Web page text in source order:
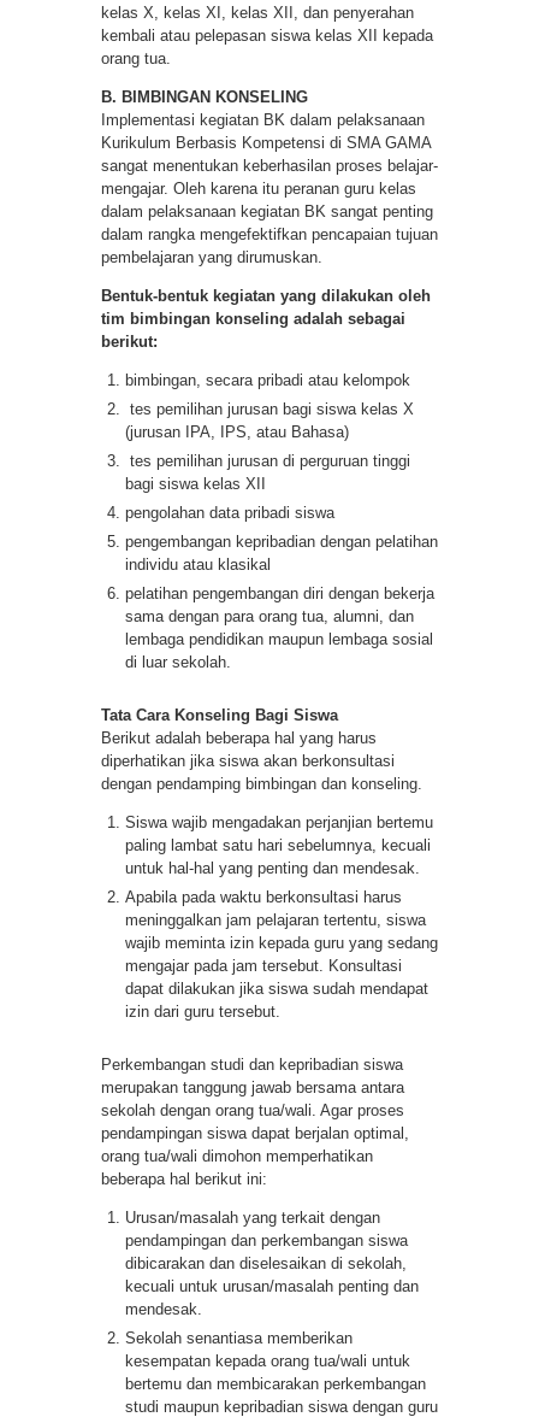
kelas X, kelas XI, kelas XII, dan penyerahan
kembali atau pelepasan siswa kelas XII kepada
orang tua.
B. BIMBINGAN KONSELING
Implementasi kegiatan BK dalam pelaksanaan
Kurikulum Berbasis Kompetensi di SMA GAMA
sangat menentukan keberhasilan proses belajar-
mengajar. Oleh karena itu peranan guru kelas
dalam pelaksanaan kegiatan BK sangat penting
dalam rangka mengefektifkan pencapaian tujuan
pembelajaran yang dirumuskan.
Bentuk-bentuk kegiatan yang dilakukan oleh
tim bimbingan konseling adalah sebagai
berikut:
bimbingan, secara pribadi atau kelompok
tes pemilihan jurusan bagi siswa kelas X
(jurusan IPA, IPS, atau Bahasa)
tes pemilihan jurusan di perguruan tinggi
bagi siswa kelas XII
pengolahan data pribadi siswa
pengembangan kepribadian dengan pelatihan
individu atau klasikal
pelatihan pengembangan diri dengan bekerja
sama dengan para orang tua, alumni, dan
lembaga pendidikan maupun lembaga sosial
di luar sekolah.
Tata Cara Konseling Bagi Siswa
Berikut adalah beberapa hal yang harus
diperhatikan jika siswa akan berkonsultasi
dengan pendamping bimbingan dan konseling.
Siswa wajib mengadakan perjanjian bertemu
paling lambat satu hari sebelumnya, kecuali
untuk hal-hal yang penting dan mendesak.
Apabila pada waktu berkonsultasi harus
meninggalkan jam pelajaran tertentu, siswa
wajib meminta izin kepada guru yang sedang
mengajar pada jam tersebut. Konsultasi
dapat dilakukan jika siswa sudah mendapat
izin dari guru tersebut.
Perkembangan studi dan kepribadian siswa
merupakan tanggung jawab bersama antara
sekolah dengan orang tua/wali. Agar proses
pendampingan siswa dapat berjalan optimal,
orang tua/wali dimohon memperhatikan
beberapa hal berikut ini:
Urusan/masalah yang terkait dengan
pendampingan dan perkembangan siswa
dibicarakan dan diselesaikan di sekolah,
kecuali untuk urusan/masalah penting dan
mendesak.
Sekolah senantiasa memberikan
kesempatan kepada orang tua/wali untuk
bertemu dan membicarakan perkembangan
studi maupun kepribadian siswa dengan guru